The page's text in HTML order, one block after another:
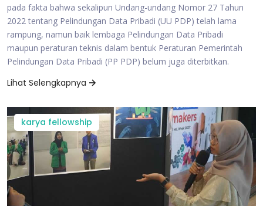
pada fakta bahwa sekalipun Undang-undang Nomor 27 Tahun
2022 tentang Pelindungan Data Pribadi (UU PDP) telah lama
rampung, namun baik lembaga Pelindungan Data Pribadi
maupun peraturan teknis dalam bentuk Peraturan Pemerintah
Pelindungan Data Pribadi (PP PDP) belum juga diterbitkan.
Lihat Selengkapnya
karya fellowship